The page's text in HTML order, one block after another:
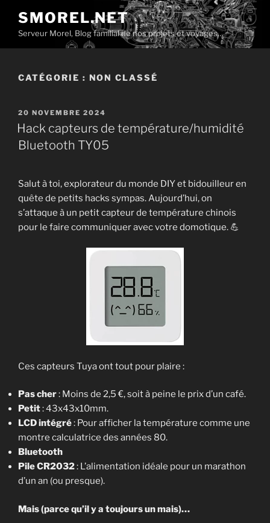
contenu
principal
SMOREL.NET
Serveur Morel, Blog familial de nos projets et voyages…
CATÉGORIE : NON CLASSÉ
PUBLIÉ
LE
20 NOVEMBRE 2024
Hack capteurs de température/humidité
Bluetooth TY05
Salut à toi, explorateur du monde DIY et bidouilleur en
quête de petits hacks sympas. Aujourd’hui, on
s’attaque à un petit capteur de température chinois
pour le faire communiquer avec votre domotique. 💪
Ces capteurs Tuya ont tout pour plaire :
Pas cher: Moins de 2,5 €, soit à peine le prix d’un café.
Petit: 43x43x10mm.
LCD intégré: Pour afficher la température comme une
montre calculatrice des années 80.
Bluetooth
Pile CR2032: L’alimentation idéale pour un marathon
d’un an (ou presque).
Mais (parce qu’il y a toujours un mais)…